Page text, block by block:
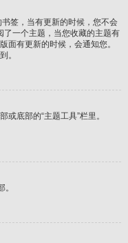
签，当有更新的时候，您不会
了一个主题，当您收藏的主题有
面有更新的时候，会通知您。
。
底部的“主题工具”栏里。